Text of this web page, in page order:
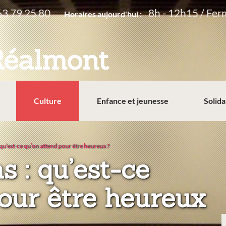
79 25 80 Horaires aujourd'hui : 8h - 12h15 /
Culture Enfance et jeunesse
ce qu’on attend pour être heureux ?
: qu’est-ce
être heureux